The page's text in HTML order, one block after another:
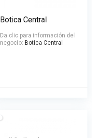
Botica Central
Da clic para información del
negocio: Botica Central